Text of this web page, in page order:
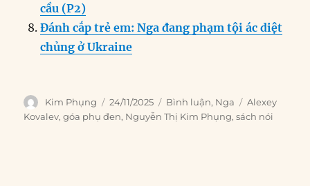
cầu (P2)
Đánh cắp trẻ em: Nga đang phạm tội ác diệt
chủng ở Ukraine
Author
Kim Phụng
Posted
on
24/11/2025 Categories
Bình luận, Nga Tags
Alexey
Kovalev,góa phụ đen, Nguyễn Thị Kim Phụng,sách nói